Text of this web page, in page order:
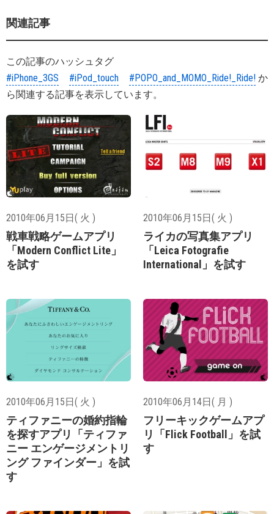
関連記事
この記事のハッシュタグ
#iPhone_3GS
#iPod_touch #POPO_and_MOMO_Ride!_Ride! か
ら関連する記事を表示しています。
2010年06月15日( 火 )
戦車戦略ゲームアプリ
「Modern Conflict Lite」
を試す
2010年06月15日( 火 )
ライカの写真集アプリ
「Leica Fotografie
International」を試す
2010年06月15日( 火 )
ティファニーの婚約指輪
を探すアプリ「ティファ
ニー エンゲージメントリ
ング ファインダー」を試
す
2010年06月14日( 月 )
フリーキックゲームアプ
リ「Flick Football」を試
す